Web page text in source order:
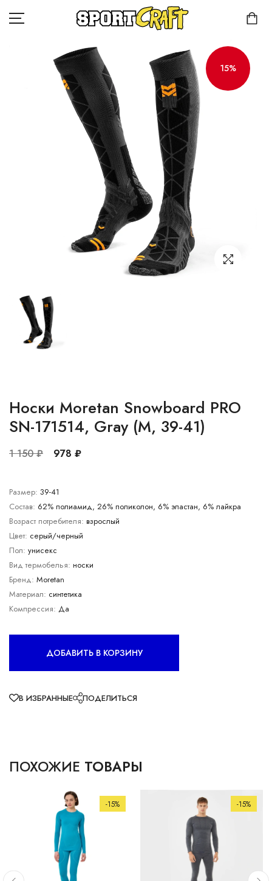
15%
Носки Moretan Snowboard PRO
SN-171514, Gray (M, 39-41)
1 150 ₽ 978 ₽
Размер: 39-41
Состав: 62% полиамид, 26% поликолон, 6% эластан, 6% лайкра
Возраст потребителя: взрослый
Цвет: серый/черный
Пол: унисекс
Вид термобелья: носки
Бренд: Moretan
Материал: синтетика
Компрессия: Да
ДОБАВИТЬ В КОРЗИНУ
В ИЗБРАННЫЕ ПОДЕЛИТЬСЯ
ПОХОЖИЕ ТОВАРЫ
-15% -15%